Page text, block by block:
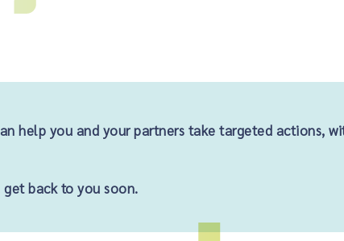
help you and your partners take targeted actions,
back to you soon.